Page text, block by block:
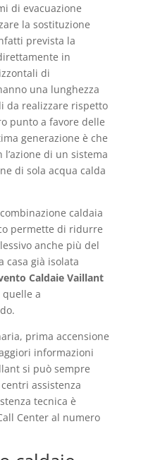
di evacuazione
la sostituzione
prevista la
in
di
una lunghezza
da realizzare rispetto
punto a favore delle
generazione è che
di un sistema
di sola acqua calda
caldaia
permette di ridurre
anche più del
casa già isolata
Caldaie Vaillant
quelle a
prima accensione
informazioni
si può sempre
assistenza
tecnica è
Center al numero